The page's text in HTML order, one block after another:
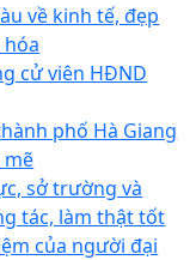
về kinh tế, đẹp
hóa
cử viên HĐND
phố Hà Giang
sở trường và
tác, làm thật tốt
của người đại